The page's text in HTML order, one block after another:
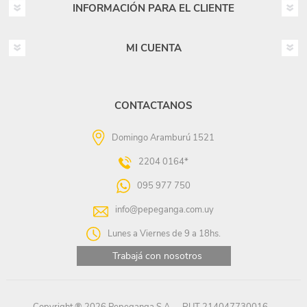
INFORMACIÓN PARA EL CLIENTE
MI CUENTA
CONTACTANOS
Domingo Aramburú 1521
2204 0164*
095 977 750
info@pepeganga.com.uy
Lunes a Viernes de 9 a 18hs.
Trabajá con nosotros